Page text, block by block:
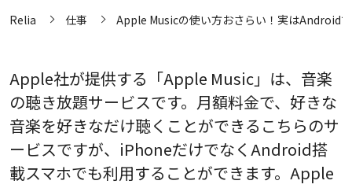
Relia 仕事 Apple Musicの使い方おさらい！実はAndroid
Apple社が提供する「Apple Music」は、音楽
の聴き放題サービスです。月額料金で、好きな
音楽を好きなだけ聴くことができるこちらのサ
ービスですが、iPhoneだけでなくAndroid搭
載スマホでも利用することができます。Apple